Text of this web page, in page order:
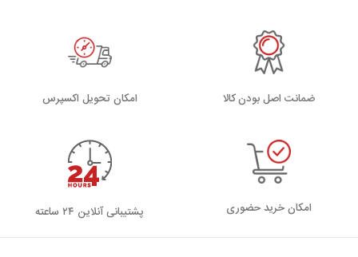
ضمانت اصل بودن کالا اﻣﮑﺎن ﺗﺤﻮﯾﻞ اﮐﺴﭙﺮس
امکان خرید حضوری پشتیبانی آنلاین ۲۴ ساعته